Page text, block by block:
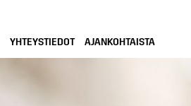
YHTEYSTIEDOT AJANKOHTAISTA